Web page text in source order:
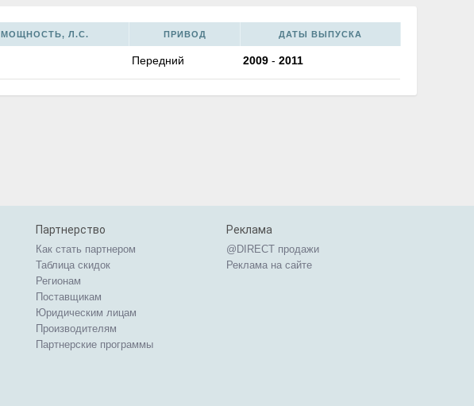
МОЩНОСТЬ, Л.С. ПРИВОД ДАТЫ ВЫПУСКА
Передний 2009 - 2011
Партнерство
Как стать партнером
Таблица скидок
Регионам
Поставщикам
Юридическим лицам
Производителям
Партнерские программы
Реклама
@DIRECT продажи
Реклама на сайте